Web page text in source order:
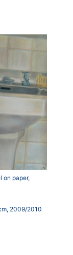
on paper,
2009/2010